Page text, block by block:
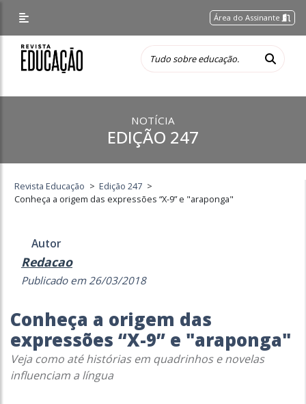
Área do Assinante
NOTÍCIA
EDIÇÃO 247
Revista Educação > Edição 247 >
Conheça a origem das expressões “X-9” e "araponga"
Autor
Redacao
Publicado em 26/03/2018
Conheça a origem das
expressões “X-9” e "araponga"
Veja como até histórias em quadrinhos e novelas
influenciam a língua